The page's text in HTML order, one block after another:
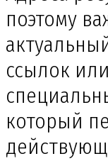
поэтому
ссылок
который